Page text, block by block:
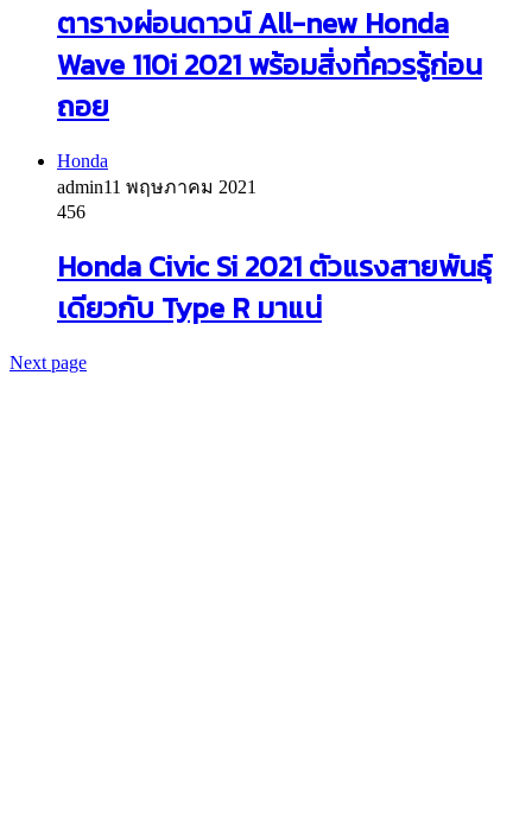
ตารางผ่อนดาวน์ All-new Honda
Wave 110i 2021 พร้อมสิ่งที่ควรรู้ก่อน
ถอย
Honda
admin11 พฤษภาคม 2021
456
Honda Civic Si 2021 ตัวแรงสายพันธุ์
เดียวกับ Type R มาแน่
Next page